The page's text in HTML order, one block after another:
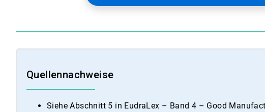
Quellennachweise
Siehe Abschnitt 5 in EudraLex – Band 4 – Good